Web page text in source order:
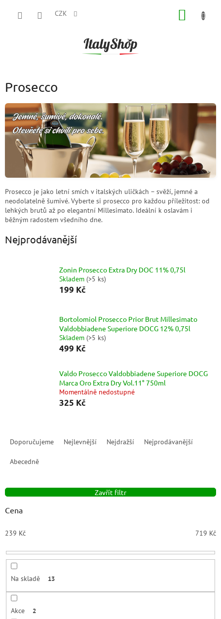
CZK
Prosecco
Prosecco je jako letní smích v italských uličkách – svěží, jemné a
neodolatelně šumivé. Vyberte si prosecco pro každou příležitost: od
lehkých brutů až po elegantní Millesimato. Ideální k oslavám i
běžným radostem všedního dne.
Nejprodávanější
Zonin Prosecco Extra Dry DOC 11% 0,75l
Skladem (>5 ks)
199 Kč
Bortolomiol Prosecco Prior Brut Millesimato
Valdobbiadene Superiore DOCG 12% 0,75l
Skladem (>5 ks)
499 Kč
Valdo Prosecco Valdobbiadene Superiore DOCG
Marca Oro Extra Dry Vol.11° 750ml
Momentálně nedostupné
325 Kč
p
r
o
d
u
k
t
Doporučujeme Nejlevnější Nejdražší Nejprodávanější
Abecedně
Zavřít filtr
Cena
239 Kč 719 Kč
Na skladě 13
Akce 2